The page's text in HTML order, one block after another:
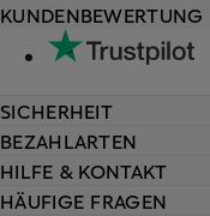
HILFE & KONTAKT
HÄUFIGE FRAGEN
KUNDENBEWERTUNG
SICHERHEIT
BEZAHLARTEN